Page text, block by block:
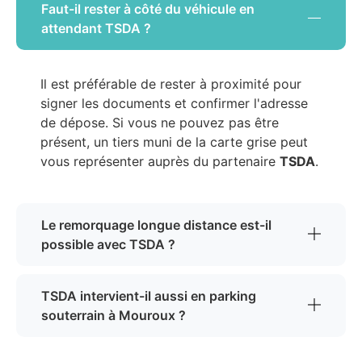
Faut-il rester à côté du véhicule en
attendant TSDA ?
Il est préférable de rester à proximité pour
signer les documents et confirmer l'adresse
de dépose. Si vous ne pouvez pas être
présent, un tiers muni de la carte grise peut
vous représenter auprès du partenaire TSDA.
Le remorquage longue distance est-il
possible avec TSDA ?
TSDA intervient-il aussi en parking
souterrain à Mouroux ?